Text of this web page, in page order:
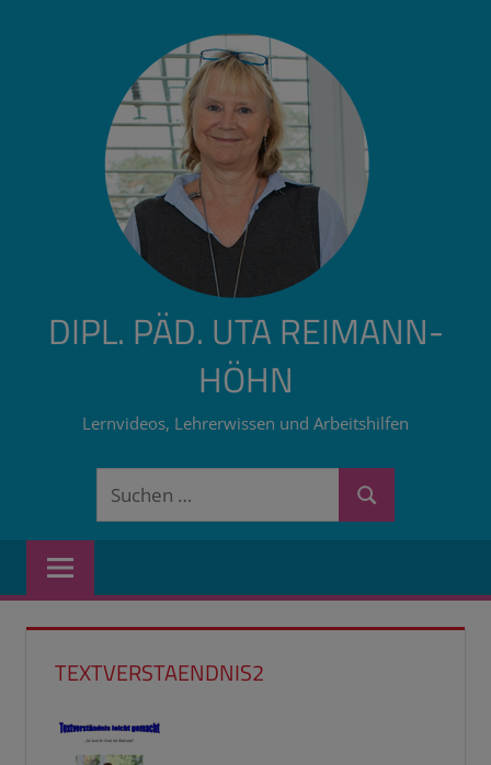
DIPL. PÄD. UTA REIMANN-
HÖHN
Lernvideos, Lehrerwissen und Arbeitshilfen
Suchen
Suchen
TEXTVERSTAENDNIS2